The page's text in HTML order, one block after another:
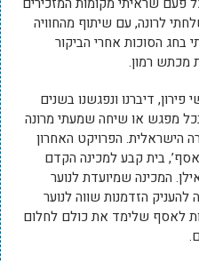
פעם שראיתי מקומות המזכירים
לרונה, עם שיתוף מהחוויה
הסוכות אחרי הביקור
מכתש רמון.
דיברנו ונפגשנו בשנים
מפגש או שיחה שמעתי מרונה
הישראלית. הפרויקט האחרון
בית קבע למכינה הקדם
המכינה שמיועדת לנוער
הזדמנות שווה לנוער
לאסף שלימד את כולם לחלום